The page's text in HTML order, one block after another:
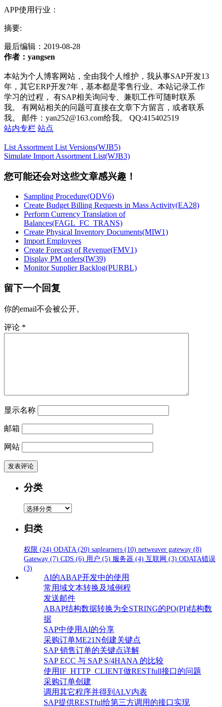
APP使用行业：
摘要:
最后编辑： 2019-08-28
作者：yangsen
本站为个人博客网站，全由我个人维护，我从事SAP开发13
年，其它ERP开发7年，基本都是零售行业。本站记录工作
学习的过程， 有SAP相关询问专、兼职工作可随时联系
我。 有网站相关的问题可直接在文章下方留言，或者联系
我。 邮件：yan252@163.com给我。 QQ:415402519
站内专栏 站点
List Assortment List Versions(WJB5)
Simulate Import Assortment List(WJB3)
您可能还会对这些文章感兴趣！
Sampling Procedure(QDV6)
Create Budget Billing Requests in Mass Activity(EA28)
Perform Currency Translation of
Balances(FAGL_FC_TRANS)
Create Physical Inventory Documents(MIW1)
Import Employees
Create Forecast of Revenue(FMV1)
Display PM orders(IW39)
Monitor Supplier Backlog(PURBL)
留下一个回复
你的email不会被公开。
评论 *
显示名称
邮箱
网站
分类
分
归类
权限 (24) ODATA (20) saplearners (10) netweaver gateway (8)
Gateway (7) CDS (6) 用户 (5) 服务器 (4) 互联网 (3) ODATA错误
(3)
AI的ABAP开发中的使用
常用域文本转换及域例程
发送邮件
ABAP结构数据转换为全STRING的PO(PI)结构数
据
SAP中使用AI的分享
采购订单ME21N创建关键点
SAP 销售订单的关键点详解
SAP ECC 与 SAP S/4HANA 的比较
使用IF_HTTP_CLIENT做RESTfull接口的问题
采购订单创建
调用其它程序并得到ALV内表
SAP提供RESTful给第三方调用的接口实现